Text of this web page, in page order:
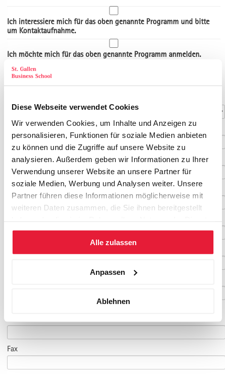
Diese Webseite verwendet Cookies
Wir verwenden Cookies, um Inhalte und Anzeigen zu
personalisieren, Funktionen für soziale Medien anbieten
zu können und die Zugriffe auf unsere Website zu
analysieren. Außerdem geben wir Informationen zu Ihrer
Verwendung unserer Website an unsere Partner für
soziale Medien, Werbung und Analysen weiter. Unsere
Partner führen diese Informationen möglicherweise mit
weiteren Daten zusammen, die Sie ihnen bereitgestellt
gesammelt haben.
Alle zulassen
Anpassen
Ablehnen
Ich interessiere mich für das oben genannte Programm und bitte
um Kontaktaufnahme.
Ich möchte mich für das oben genannte Programm anmelden.
Art der Adresse
Kontaktdaten
Titel
Vorname*
Nachname*
Fax